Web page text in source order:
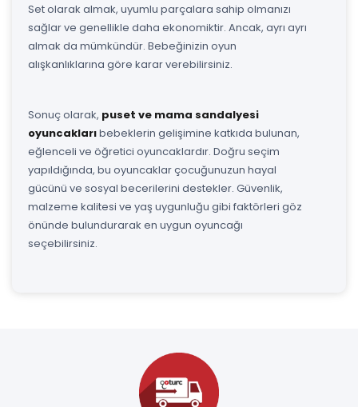
Set olarak almak, uyumlu parçalara sahip olmanızı
sağlar ve genellikle daha ekonomiktir. Ancak, ayrı ayrı
almak da mümkündür. Bebeğinizin oyun
alışkanlıklarına göre karar verebilirsiniz.
Sonuç olarak, puset ve mama sandalyesi
oyuncaklarıbebeklerin gelişimine katkıda bulunan,
eğlenceli ve öğretici oyuncaklardır. Doğru seçim
yapıldığında, bu oyuncaklar çocuğunuzun hayal
gücünü ve sosyal becerilerini destekler. Güvenlik,
malzeme kalitesi ve yaş uygunluğu gibi faktörleri göz
önünde bulundurarak en uygun oyuncağı
seçebilirsiniz.